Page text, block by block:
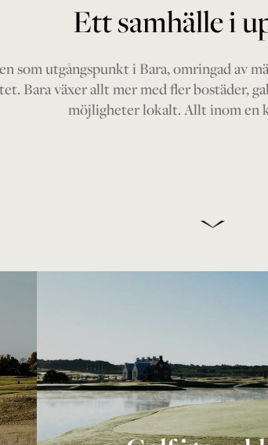
Ett samhälle i
som utgångspunkt i Bara, omringad av
Bara växer allt mer med fler bostäder,
möjligheter lokalt. Allt inom en